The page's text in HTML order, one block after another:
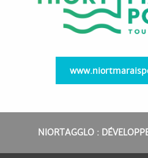
NIORTAGGLO :